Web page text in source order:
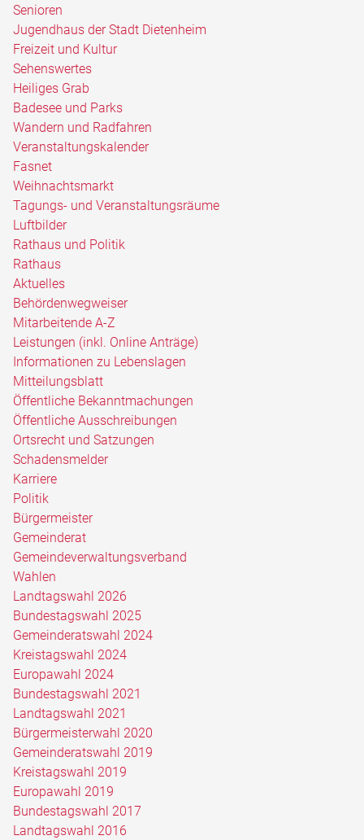
Senioren
Jugendhaus der Stadt Dietenheim
Freizeit und Kultur
Sehenswertes
Heiliges Grab
Badesee und Parks
Wandern und Radfahren
Veranstaltungskalender
Fasnet
Weihnachtsmarkt
Tagungs- und Veranstaltungsräume
Luftbilder
Rathaus und Politik
Rathaus
Aktuelles
Behördenwegweiser
Mitarbeitende A-Z
Leistungen (inkl. Online Anträge)
Informationen zu Lebenslagen
Mitteilungsblatt
Öffentliche Bekanntmachungen
Öffentliche Ausschreibungen
Ortsrecht und Satzungen
Schadensmelder
Karriere
Politik
Bürgermeister
Gemeinderat
Gemeindeverwaltungsverband
Wahlen
Landtagswahl 2026
Bundestagswahl 2025
Gemeinderatswahl 2024
Kreistagswahl 2024
Europawahl 2024
Bundestagswahl 2021
Landtagswahl 2021
Bürgermeisterwahl 2020
Gemeinderatswahl 2019
Kreistagswahl 2019
Europawahl 2019
Bundestagswahl 2017
Landtagswahl 2016